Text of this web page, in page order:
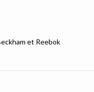
et Reebok